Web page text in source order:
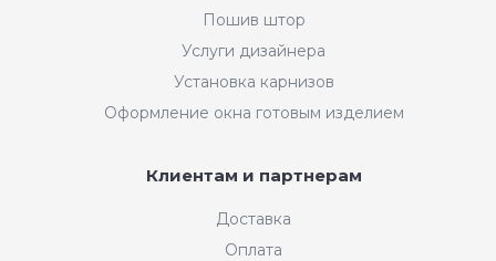
Пошив штор
Услуги дизайнера
Установка карнизов
Оформление окна готовым изделием
Клиентам и партнерам
Доставка
Оплата